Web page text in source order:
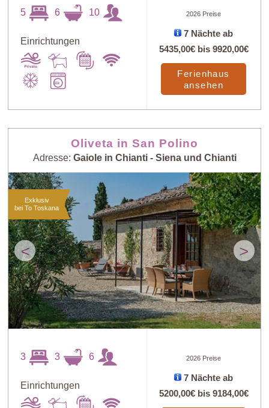
5 6 10
Einrichtungen
2026 Preise
7 Nächte ab
5435,00€bis 9920,00€
Ferienhaus
ansehen
Oliveta in San Polino
Adresse: Gaiole in Chianti - Siena und Chianti
< >
Exklusiv
bei To Toskana
3 3 6
Einrichtungen
2026 Preise
7 Nächte ab
5200,00€bis 9184,00€